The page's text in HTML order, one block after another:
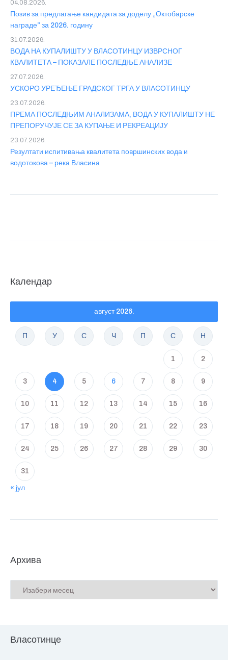
Позив за предлагање кандидата за доделу „Октобарске
награде” за 2026. годину
04.08.2026.
ВОДА НА КУПАЛИШТУ У ВЛАСОТИНЦУ ИЗВРСНОГ
КВАЛИТЕТА – ПОКАЗАЛЕ ПОСЛЕДЊЕ АНАЛИЗЕ
31.07.2026.
УСКОРО УРЕЂЕЊЕ ГРАДСКОГ ТРГА У ВЛАСОТИНЦУ
27.07.2026.
ПРЕМА ПОСЛЕДЊИМ АНАЛИЗАМА, ВОДА У КУПАЛИШТУ НЕ
ПРЕПОРУЧУЈЕ СЕ ЗА КУПАЊЕ И РЕКРЕАЦИЈУ
23.07.2026.
Резултати испитивања квалитета површинских вода и
водотокова – река Власина
23.07.2026.
Календар
август 2026.
П У С Ч П С Н
1 2
3 4 5 6 7 8 9
10 11 12 13 14 15 16
17 18 19 20 21 22 23
24 25 26 27 28 29 30
31
« јул
Архива
Власотинце